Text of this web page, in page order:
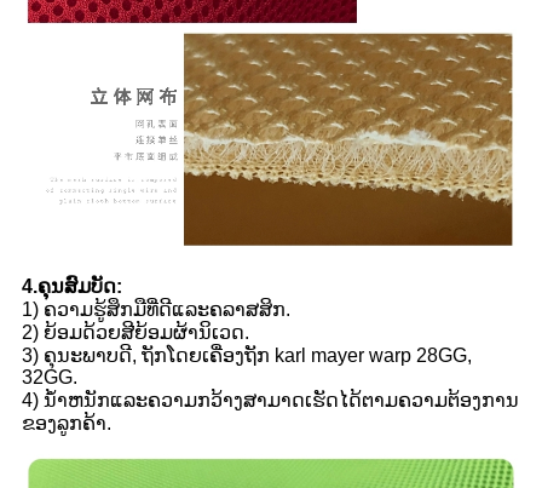
4.ຄຸນສົມບັດ:
1​) ຄວາມ​ຮູ້​ສຶກ​ມື​ທີ່​ດີ​ແລະ​ຄລາ​ສ​ສິກ​.
2) ຍ້ອມດ້ວຍສີຍ້ອມຜ້ານິເວດ.
3) ຄຸນະພາບດີ, ຖັກໂດຍເຄື່ອງຖັກ karl mayer warp 28GG,
32GG.
4) ນ້ໍາຫນັກແລະຄວາມກວ້າງສາມາດເຮັດໄດ້ຕາມຄວາມຕ້ອງການ
ຂອງລູກຄ້າ.